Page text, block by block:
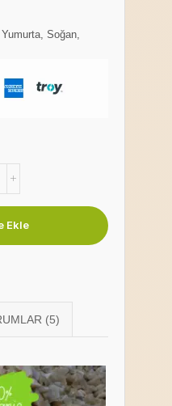
Soğan,
Ekle